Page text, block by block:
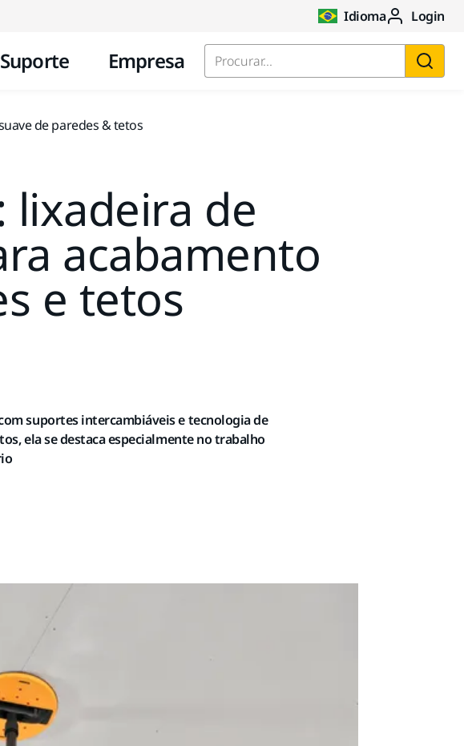
Idioma Login
Suporte Empresa Procurar...
de paredes & tetos
lixadeira de
acabamento
e tetos
suportes intercambiáveis e tecnologia de
ela se destaca especialmente no trabalho